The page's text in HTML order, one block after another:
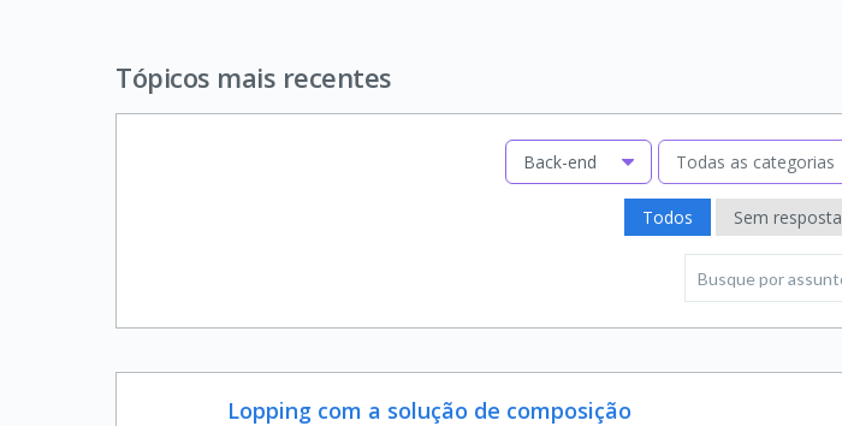
Tópicos mais recentes
Back-end Todas as categorias
Todos Sem resposta
Lopping com a solução de composição